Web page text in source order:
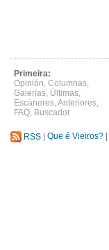
Primeira:
Opinión, Columnas,
Galerías, Últimas,
Escáneres,Anteriores,
FAQ, Buscador
RSS Que é Vieiros?